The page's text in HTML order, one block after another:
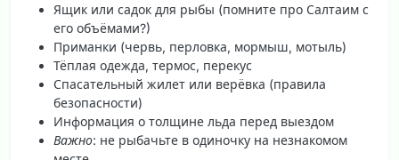
Ящик или садок для рыбы (помните про Салтаим с
его объёмами?)
Приманки (червь, перловка, мормыш, мотыль)
Тёплая одежда, термос, перекус
Спасательный жилет или верёвка (правила
безопасности)
Информация о толщине льда перед выездом
Важно: не рыбачьте в одиночку на незнакомом